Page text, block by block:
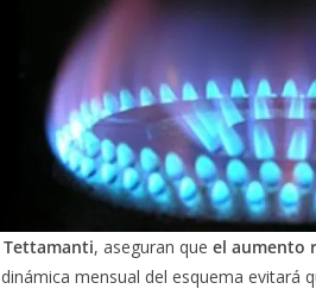
Tettamanti, aseguran que el aumento
mensual del esquema evitará